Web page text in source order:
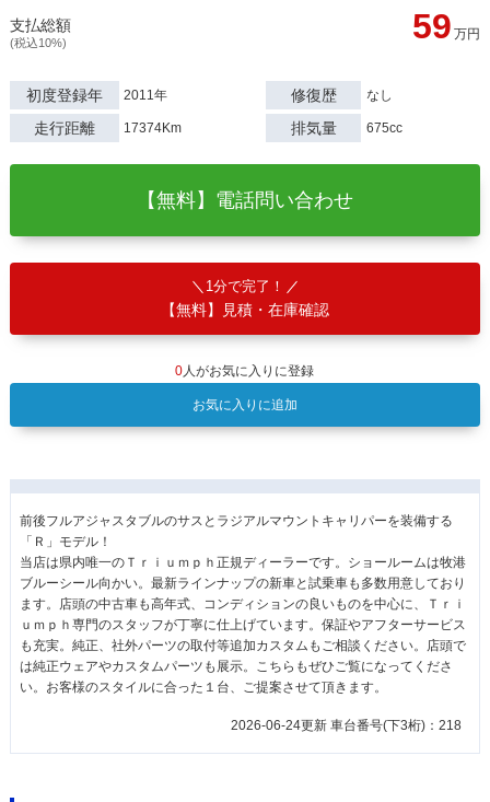
支払総額
(税込10%) 59 万円
初度登録年 2011年 修復歴 なし
走行距離 17374Km 排気量 675cc
【無料】電話問い合わせ
1分で完了！
【無料】見積・在庫確認
0人がお気に入りに登録
お気に入りに追加
前後フルアジャスタブルのサスとラジアルマウントキャリパーを装備する
「Ｒ」モデル！
当店は県内唯一のＴｒｉｕｍｐｈ正規ディーラーです。ショールームは牧港
ブルーシール向かい。最新ラインナップの新車と試乗車も多数用意しており
ます。店頭の中古車も高年式、コンディションの良いものを中心に、Ｔｒｉ
ｕｍｐｈ専門のスタッフが丁寧に仕上げています。保証やアフターサービス
も充実。純正、社外パーツの取付等追加カスタムもご相談ください。店頭で
は純正ウェアやカスタムパーツも展示。こちらもぜひご覧になってくださ
い。お客様のスタイルに合った１台、ご提案させて頂きます。
2026-06-24更新 車台番号(下3桁)：218